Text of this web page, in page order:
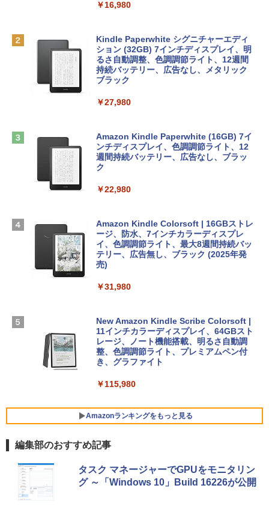
tomtoc 360°保護 15.6 16インチ パソコ
ンケース Dell NEC Lavie ASUS HP dyna
book Lenovo対応
13インチノートブック：AIとApple Intell
igence、13.6インチLiquid Retinaディ
スプレイ、16GBユニファイドメモリ、1
TB SSDストレージ、12MPセンターフレ
D - ミッドナイト
【Amazon.co.jp限定】 HP ノートパソコ
ン 15-fd 15.6インチ 16GBメモリ 512GB
SSD インテル Core 5
￥129,800
FMV ノートパソコン WE1-K3 (MS 365 P
ersonal/Copilotキー搭載/Win 11/15.6型/
Core i5/16GB/SSD 512GB/ホワイト) FM
VWK3E15W_AZ
定バーチャルアイテムを含む】 【オンラ
インゲームコード】 ロブロックス |オン
ラインコード版
￥1,600
インゲームコード】 ロブロックス | オン
ラインコード版
￥3,200
ows11、10/mac対応|PC2台
￥39,582
ト): Java & Bedrock Edition | オンライ
￥3,600
￥1,292
非エンジニア 初心者 素人 でも安心 使い
めのAIコーディング入門シリーズ
￥99
AIイラスト表現辞典: 思い通りの絵を引き
￥480
FM TOWNS ハイパー・カタログ: 本体ハ
ェクトリストと最新エミュレータ紹介
￥16,980
Kindle Paperwhite シグニチャーエディ
ション (32GB) 7インチディスプレイ、明
るさ自動調整、色調調節ライト、12週間
持続バッテリー、広告なし、メタリック
ブラック
￥27,980
Amazon Kindle Paperwhite (16GB) 7イ
ンチディスプレイ、色調調節ライト、12
週間持続バッテリー、広告なし、ブラッ
ク
￥22,980
Amazon Kindle Colorsoft | 16GBストレ
ージ、防水、7インチカラーディスプレ
イ、色調調節ライト、最大8週間持続バッ
テリー、広告無し、ブラック (2025年発
売)
￥31,980
New Amazon Kindle Scribe Colorsoft |
11インチカラーディスプレイ、64GBスト
レージ、ノート機能搭載、明るさ自動調
整、色調調節ライト、プレミアムペン付
き、グラファイト
￥115,980
Amazonランキングをもっと見る
編集部のおすすめ記事
タスク マネージャーでGPUをモニタリン
グ ～「Windows 10」Build 16226が公開